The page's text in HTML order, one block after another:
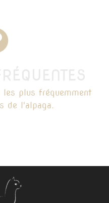
les plus fréquemment
de l'alpaga.